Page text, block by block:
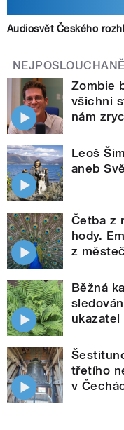
Audiosvět Českého
Zombie
všichni
nám
Leoš
aneb
Četba z
hody.
z
Běžná
třetího
v